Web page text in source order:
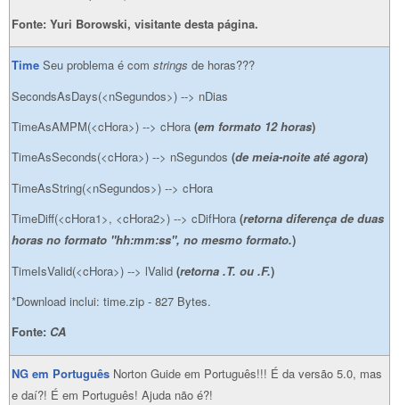
Fonte: Yuri Borowski, visitante desta página.
Time Seu problema é com strings de horas???
SecondsAsDays(<nSegundos>) --> nDias
TimeAsAMPM(<cHora>) --> cHora (em formato 12 horas)
TimeAsSeconds(<cHora>) --> nSegundos (de meia-noite até agora)
TimeAsString(<nSegundos>) --> cHora
TimeDiff(<cHora1>, <cHora2>) --> cDifHora (retorna diferença de duas
horas no formato "hh:mm:ss", no mesmo formato.)
TimeIsValid(<cHora>) --> lValid (retorna .T. ou .F.)
*Download inclui: time.zip - 827 Bytes.
Fonte: CA
NG em Português Norton Guide em Português!!! É da versão 5.0, mas
e daí?! É em Português! Ajuda não é?!